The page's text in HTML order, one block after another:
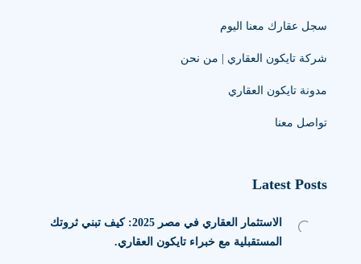
سجل عقارك معنا اليوم
شركة تايكون العقاري | من نحن
مدونة تايكون العقاري
تواصل معنا
Latest Posts
الاستثمار العقاري في مصر 2025: كيف تبني ثروتك
المستقبلية مع خبراء تايكون العقاري.